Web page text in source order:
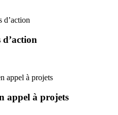
d’action
d’action
appel à projets
appel à projets